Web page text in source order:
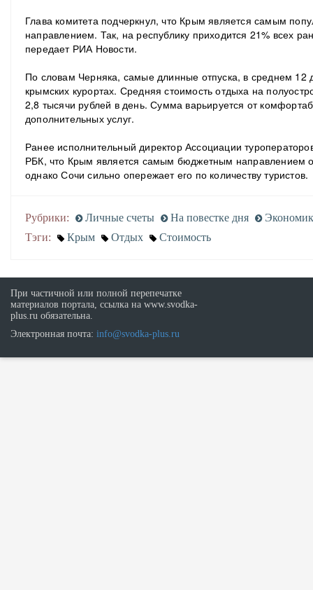
Глава комитета подчеркнул, что Крым является самым
направлением. Так, на республику приходится 21% всех
передает РИА Новости.
По словам Черняка, самые длинные отпуска, в среднем 12
крымских курортах. Средняя стоимость отдыха на
2,8 тысячи рублей в день. Сумма варьируется от
дополнительных услуг.
Ранее исполнительный директор Ассоциации
РБК, что Крым является самым бюджетным направлением
однако Сочи сильно опережает его по количеству туристов.
Рубрики: Личные счеты На повестке дня
Тэги:
Крым Отдых Стоимость
При частичной или полной перепечатке
материалов портала, ссылка на www.svodka-
plus.ru обязательна.
Электронная почта: info@svodka-plus.ru